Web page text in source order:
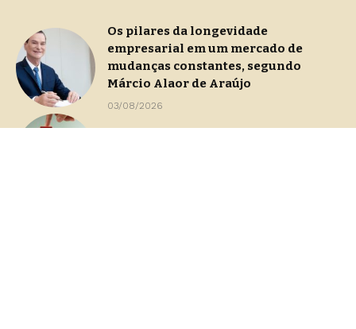
Os pilares da longevidade
empresarial em um mercado de
mudanças constantes, segundo
Márcio Alaor de Araújo
03/08/2026